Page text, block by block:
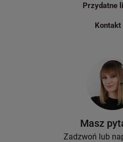
Przydatne
Kontakt
Masz
Zadzwoń lub